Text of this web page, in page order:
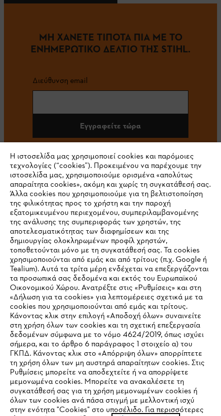
ΜΗ ΧΑΝΕΤΕ ΤΙΠΟΤΑ ΠΙΑ ΜΕ ΤΟ
ΕΝΗΜΕΡΩΤΙΚΟ ΔΕΛΤΙΟ ΤΗΣ STIHL.
Διεύθυνση email
Εγγραφείτε τώρα
#STIHL
Εταιρεία
STIHL Συχνές ερωτήσεις
Service
Πολιτική απορρήτου Νομικό κείμενο Cookies
IHR BROWSER WIRD NICHT
UNTERSTÜTZT
Sie nutzen einen Browser, den wir noch nicht unterstützen. Für
eine optimale Nutzung unserer Seite empfehlen wir Ihnen, zu
einem der folgenden Browser zu wechseln:
Η ιστοσελίδα μας χρησιμοποιεί cookies και παρόμοιες
τεχνολογίες (“cookies”). Προκειμένου να παρέχουμε την
ιστοσελίδα μας, χρησιμοποιούμε ορισμένα «απολύτως
απαραίτητα cookies», ακόμη και χωρίς τη συγκατάθεσή σας.
Άλλα cookies που χρησιμοποιούμε για τη βελτιστοποίηση
της φιλικότητας προς το χρήστη και την παροχή
εξατομικευμένου περιεχομένου, συμπεριλαμβανομένης
της ανάλυσης της συμπεριφοράς των χρηστών, της
αποτελεσματικότητας των διαφημίσεων και της
δημιουργίας ολοκληρωμένων προφίλ χρηστών,
τοποθετούνται μόνο με τη συγκατάθεσή σας. Τα cookies
χρησιμοποιούνται από εμάς και από τρίτους (π.χ. Google ή
Tealium). Αυτά τα τρίτα μέρη ενδέχεται να επεξεργάζονται
τα προσωπικά σας δεδομένα και εκτός του Ευρωπαϊκού
Οικονομικού Χώρου. Ανατρέξτε στις «Ρυθμίσεις» και στη
«Δήλωση για τα cookies» για λεπτομέρειες σχετικά με τα
cookies που χρησιμοποιούνται από εμάς και τρίτους.
Κάνοντας κλικ στην επιλογή «Αποδοχή όλων» συναινείτε
στη χρήση όλων των cookies και τη σχετική επεξεργασία
δεδομένων σύμφωνα με το νόμο 4624/2019, όπως ισχύει
σήμερα, και το άρθρο 6 παράγραφος 1 στοιχείο α) του
ΓΚΠΔ. Κάνοντας κλικ στο «Απόρριψη όλων» απορρίπτετε
τη χρήση όλων των μη αυστηρά απαραίτητων cookies. Στις
Ρυθμίσεις μπορείτε να αποδεχτείτε ή να απορρίψετε
μεμονωμένα cookies. Μπορείτε να ανακαλέσετε τη
συγκατάθεσή σας για τη χρήση μεμονωμένων cookies ή
όλων των cookies ανά πάσα στιγμή με μελλοντική ισχύ
στην ενότητα "Cookies" στο υποσέλιδο. Για περισσότερες